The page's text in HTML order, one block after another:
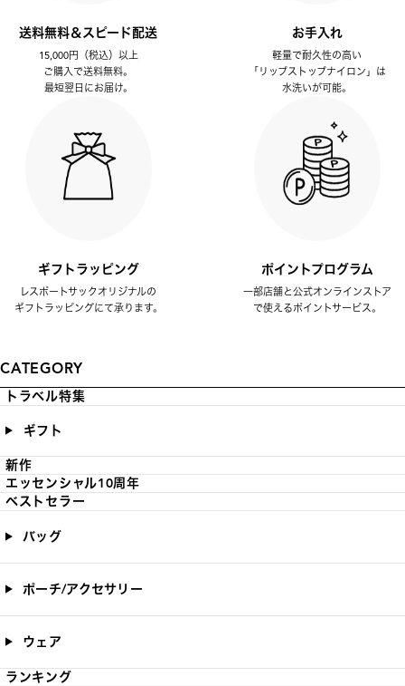
送料無料＆スピード配送
15,000円（税込）以上
ご購入で送料無料。
最短翌日にお届け。
お手入れ
軽量で耐久性の高い
「リップストップナイロン」は
水洗いが可能。
ギフトラッピング
レスポートサックオリジナルの
ギフトラッピングにて承ります。
ポイントプログラム
一部店舗と公式オンラインストア
で使えるポイントサービス。
CATEGORY
トラベル特集
ギフト
新作
エッセンシャル10周年
ベストセラー
バッグ
ポーチ/アクセサリー
ウェア
ランキング